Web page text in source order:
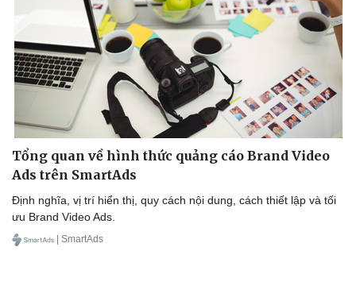
Tổng quan về hình thức quảng cáo Brand Video
Ads trên SmartAds
Định nghĩa, vị trí hiển thị, quy cách nội dung, cách thiết lập và tối
ưu Brand Video Ads.
| SmartAds